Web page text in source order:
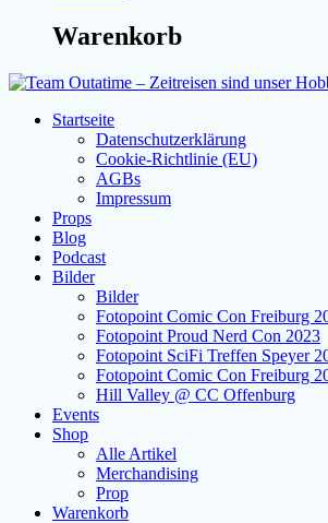
Warenkorb
Startseite
Datenschutzerklärung
Cookie-Richtlinie (EU)
AGBs
Impressum
Props
Blog
Podcast
Bilder
Bilder
Fotopoint Comic Con Freiburg
Fotopoint Proud Nerd Con 2023
Fotopoint SciFi Treffen Speyer
Fotopoint Comic Con Freiburg
Hill Valley @ CC Offenburg
Events
Shop
Alle Artikel
Merchandising
Prop
Warenkorb